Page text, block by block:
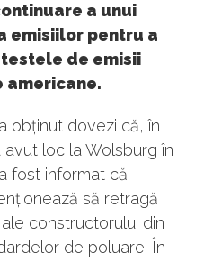
a unui
emisiilor pentru a
de emisii
americane.
obținut dovezi că, în
avut loc la Wolsburg în
fost informat că
să retragă
constructorului din
de poluare. În